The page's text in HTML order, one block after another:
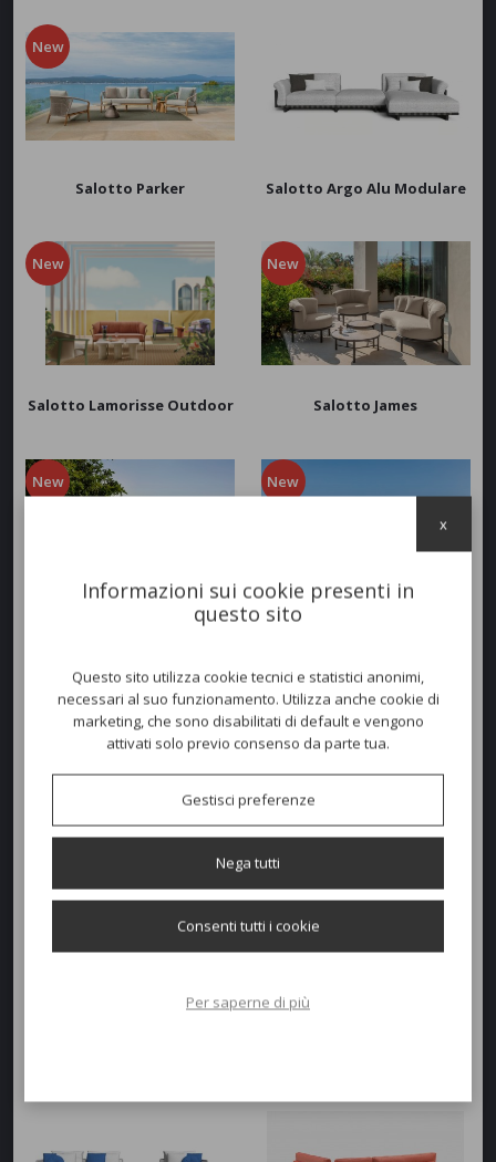
New
Salotto Parker Salotto Argo Alu Modulare
New
Salotto Lamorisse Outdoor
New
Salotto James
New
Salotto Bond Modulare
New
Divano Dolcevita Alu
New
Salotto Ever Alu Salotto Angel
Informazioni sui cookie presenti in
questo sito
Questo sito utilizza cookie tecnici e statistici anonimi,
necessari al suo funzionamento. Utilizza anche cookie di
marketing, che sono disabilitati di default e vengono
attivati solo previo consenso da parte tua.
Gestisci preferenze
Nega tutti
Consenti tutti i cookie
Per saperne di più
x